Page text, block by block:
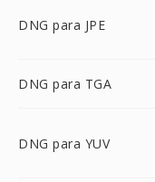
DNG para JPE
DNG para TGA
DNG para YUV